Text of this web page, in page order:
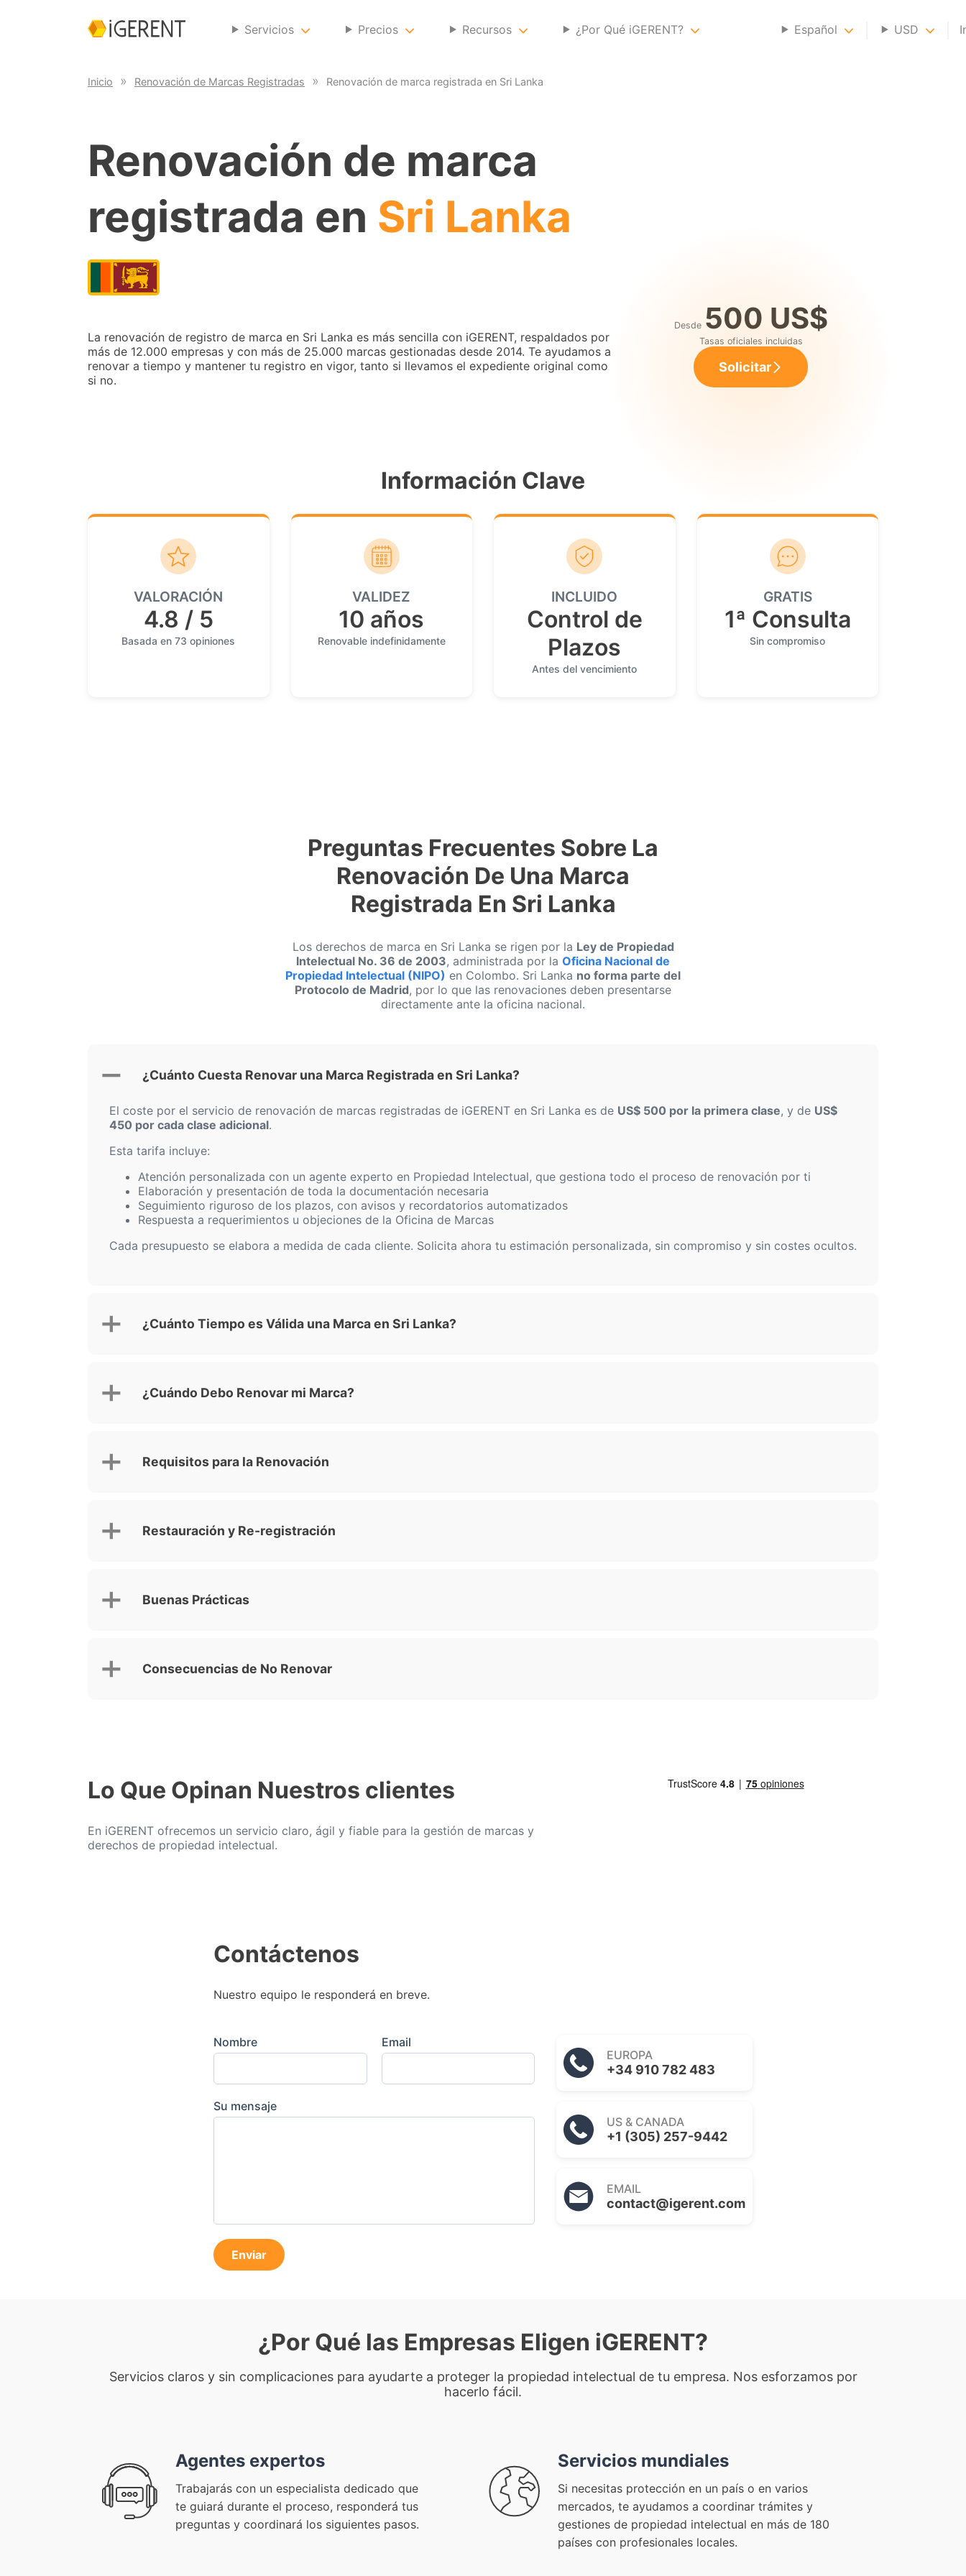
Servicios Precios Recursos ¿Por Qué iGERENT? Español USD
Inicio Renovación de Marcas Registradas Renovación de marca registrada en Sri Lanka
Renovación de marca
registrada en Sri Lanka
La renovación de registro de marca en Sri Lanka es más sencilla con iGERENT, respaldados por
más de 12.000 empresas y con más de 25.000 marcas gestionadas desde 2014. Te ayudamos a
renovar a tiempo y mantener tu registro en vigor, tanto si llevamos el expediente original como
si no.
Desde 500 US$
Tasas oficiales incluidas
Solicitar
Información Clave
VALORACIÓN
4.8 / 5
Basada en 73 opiniones
VALIDEZ
10 años
Renovable indefinidamente
INCLUIDO
Control de
Plazos
Antes del vencimiento
GRATIS
1ª Consulta
Sin compromiso
Preguntas Frecuentes Sobre La
Renovación De Una Marca
Registrada En Sri Lanka
Los derechos de marca en Sri Lanka se rigen por la Ley de Propiedad
Intelectual No. 36 de 2003, administrada por la Oficina Nacional de
Propiedad Intelectual (NIPO) en Colombo. Sri Lanka no forma parte del
Protocolo de Madrid, por lo que las renovaciones deben presentarse
directamente ante la oficina nacional.
¿Cuánto Cuesta Renovar una Marca Registrada en Sri Lanka?
El coste por el servicio de renovación de marcas registradas de iGERENT en Sri Lanka es de US$ 500 por la primera clase, y de US$
450 por cada clase adicional.
Esta tarifa incluye:
Atención personalizada con un agente experto en Propiedad Intelectual, que gestiona todo el proceso de renovación por ti
Elaboración y presentación de toda la documentación necesaria
Seguimiento riguroso de los plazos, con avisos y recordatorios automatizados
Respuesta a requerimientos u objeciones de la Oficina de Marcas
Cada presupuesto se elabora a medida de cada cliente. Solicita ahora tu estimación personalizada, sin compromiso y sin costes ocultos.
¿Cuánto Tiempo es Válida una Marca en Sri Lanka?
¿Cuándo Debo Renovar mi Marca?
Requisitos para la Renovación
Restauración y Re-registración
Buenas Prácticas
Consecuencias de No Renovar
Lo Que Opinan Nuestros clientes
En iGERENT ofrecemos un servicio claro, ágil y fiable para la gestión de marcas y
derechos de propiedad intelectual.
Contáctenos
Nuestro equipo le responderá en breve.
Nombre Email
Su mensaje
Enviar
EUROPA
+34 910 782 483
US & CANADA
+1 (305) 257-9442
EMAIL
contact@igerent.com
¿Por Qué las Empresas Eligen iGERENT?
Servicios claros y sin complicaciones para ayudarte a proteger la propiedad intelectual de tu empresa. Nos esforzamos por
hacerlo fácil.
Agentes expertos
Trabajarás con un especialista dedicado que
te guiará durante el proceso, responderá tus
preguntas y coordinará los siguientes pasos.
Servicios mundiales
Si necesitas protección en un país o en varios
mercados, te ayudamos a coordinar trámites y
gestiones de propiedad intelectual en más de 180
países con profesionales locales.